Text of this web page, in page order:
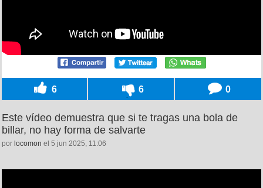
6 6 0
Este vídeo demuestra que si te tragas una bola de
billar, no hay forma de salvarte
por locomon el 5 jun 2025, 11:06